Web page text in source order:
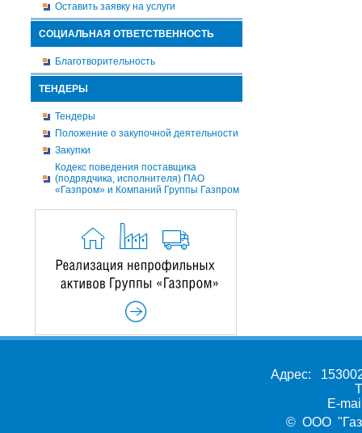
Оставить заявку на услуги
СОЦИАЛЬНАЯ ОТВЕТСТВЕННОСТЬ
Благотворительность
ТЕНДЕРЫ
Тендеры
Положение о закупочной деятельности
Закупки
Кодекс поведения поставщика
(подрядчика, исполнителя) ПАО
«Газпром» и Компаний Группы Газпром
Адрес:
E-
© ООО